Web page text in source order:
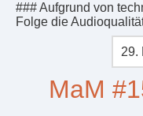
### Aufgrund von
Folge die
29.
MaM